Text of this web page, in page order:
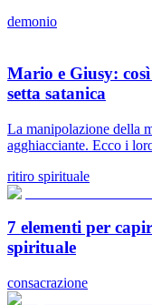
demonio
Mario e Giusy:
setta satanica
La manipolazione della
agghiacciante. Ecco i
ritiro spirituale
7 elementi per
spirituale
consacrazione